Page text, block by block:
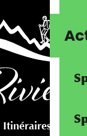
Itinéraires